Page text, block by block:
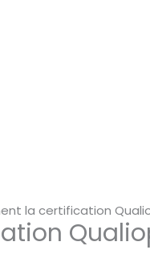
la certification